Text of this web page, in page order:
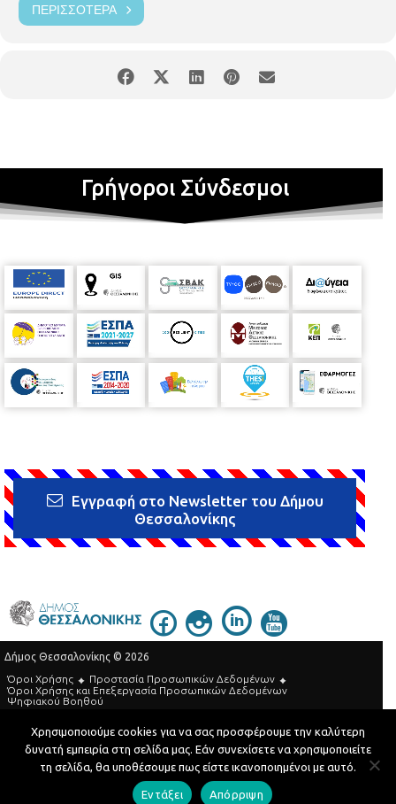
ΠΕΡΙΣΣΌΤΕΡΑ
Γρήγοροι Σύνδεσμοι
Εγγραφή στο Newsletter του Δήμου
Θεσσαλονίκης
Δήμος Θεσσαλονίκης © 2026
Όροι Χρήσης
Προστασία Προσωπικών Δεδομένων
Όροι Xρήσης και Eπεξεργασία Προσωπικών Δεδομένων
Ψηφιακού Βοηθού
Τηλεφωνικός Κατάλογος
Developed by MyCompany Projects
Χρησιμοποιούμε cookies για να σας προσφέρουμε την καλύτερη
δυνατή εμπειρία στη σελίδα μας. Εάν συνεχίσετε να χρησιμοποιείτε
τη σελίδα, θα υποθέσουμε πως είστε ικανοποιημένοι με αυτό.
Εντάξει Απόρριψη